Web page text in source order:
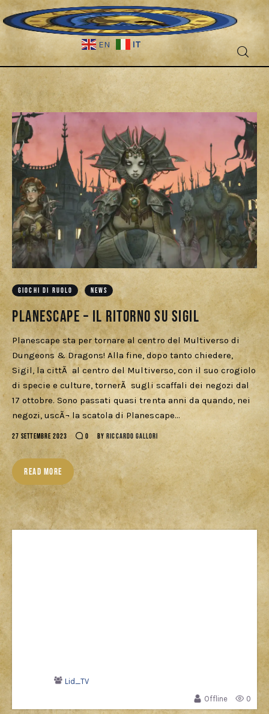
EN IT
Fantascienza
Fantasy
Games
Recensioni
Libri e fumetti
Cercatori
Download
GIOCHI DI RUOLO NEWS
Planescape – Il ritorno su Sigil
Planescape sta per tornare al centro del Multiverso di
Dungeons & Dragons! Alla fine, dopo tanto chiedere,
Sigil, la cittÃ al centro del Multiverso, con il suo crogiolo
di specie e culture, tornerÃ sugli scaffali dei negozi dal
17 ottobre. Sono passati quasi trenta anni da quando, nei
negozi, uscÃ¬ la scatola di Planescape…
27 SETTEMBRE 2023 0 BY RICCARDO GALLORI
READ MORE
Lid_TV
Offline
0